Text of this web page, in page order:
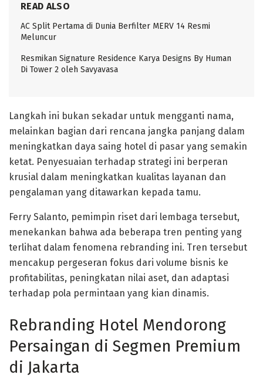
READ ALSO
AC Split Pertama di Dunia Berfilter MERV 14 Resmi
Meluncur
Resmikan Signature Residence Karya Designs By Human
Di Tower 2 oleh Savyavasa
Langkah ini bukan sekadar untuk mengganti nama,
melainkan bagian dari rencana jangka panjang dalam
meningkatkan daya saing hotel di pasar yang semakin
ketat. Penyesuaian terhadap strategi ini berperan
krusial dalam meningkatkan kualitas layanan dan
pengalaman yang ditawarkan kepada tamu.
Ferry Salanto, pemimpin riset dari lembaga tersebut,
menekankan bahwa ada beberapa tren penting yang
terlihat dalam fenomena rebranding ini. Tren tersebut
mencakup pergeseran fokus dari volume bisnis ke
profitabilitas, peningkatan nilai aset, dan adaptasi
terhadap pola permintaan yang kian dinamis.
Rebranding Hotel Mendorong
Persaingan di Segmen Premium
di Jakarta